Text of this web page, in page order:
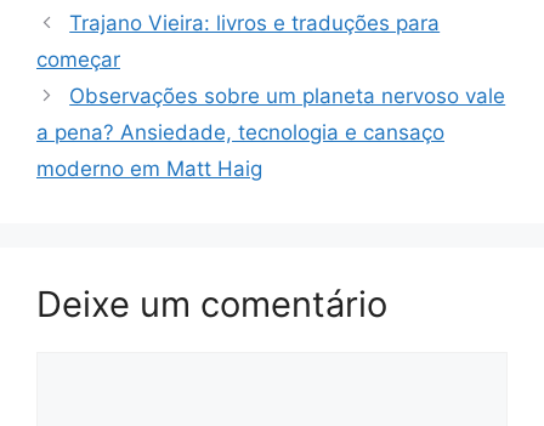
Trajano Vieira: livros e traduções para
começar
Observações sobre um planeta nervoso vale
a pena? Ansiedade, tecnologia e cansaço
moderno em Matt Haig
Deixe um comentário